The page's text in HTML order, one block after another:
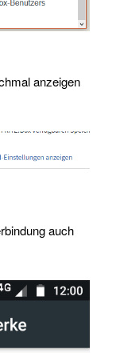
anzeigen
auch